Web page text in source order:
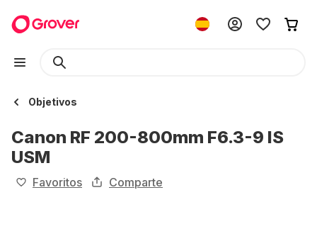
Objetivos
Canon RF 200-800mm F6.3-9 IS
USM
Favoritos Comparte